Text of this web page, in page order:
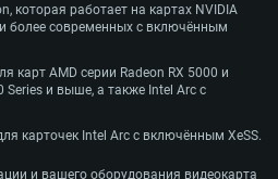
которая работает на картах NVIDIA
и более современных с включённым
карт AMD серии Radeon RX 5000 и
Series и выше, а также Intel Arc с
карточек Intel Arc с включённым XeSS.
и вашего оборудования видеокарта